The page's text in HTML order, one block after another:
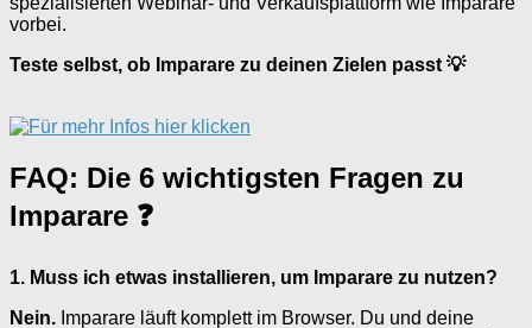
vorbei.
Teste selbst, ob Imparare zu deinen Zielen passt 💡
FAQ: Die 6 wichtigsten Fragen zu
Imparare ❓
1. Muss ich etwas installieren, um Imparare zu nutzen?
Nein. Imparare läuft komplett im Browser. Du und deine